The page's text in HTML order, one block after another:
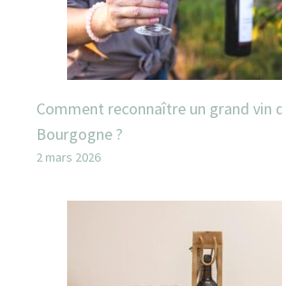
Comment reconnaître un grand vin
Bourgogne ?
2 mars 2026